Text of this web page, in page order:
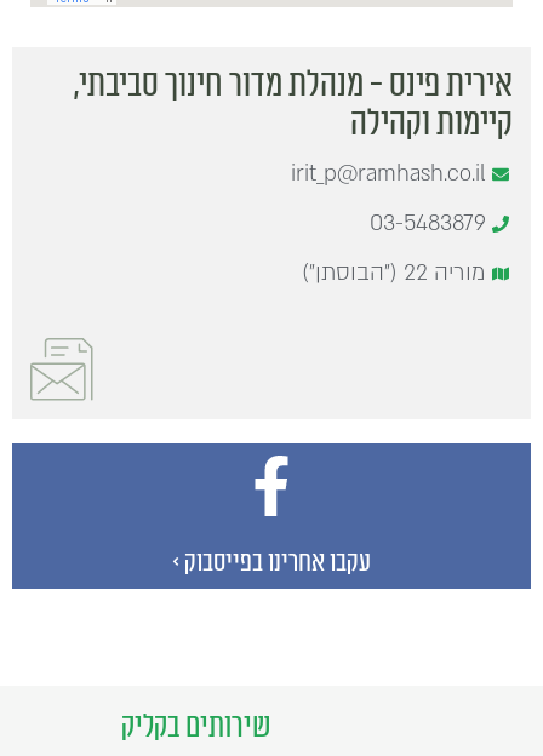
אירית פינס - מנהלת מדור חינוך סביבתי,
קיימות וקהילה
irit_p@ramhash.co.il
03-5483879
מוריה 22 ("הבוסתן")
עקבו אחרינו בפייסבוק >
שירותים בקליק